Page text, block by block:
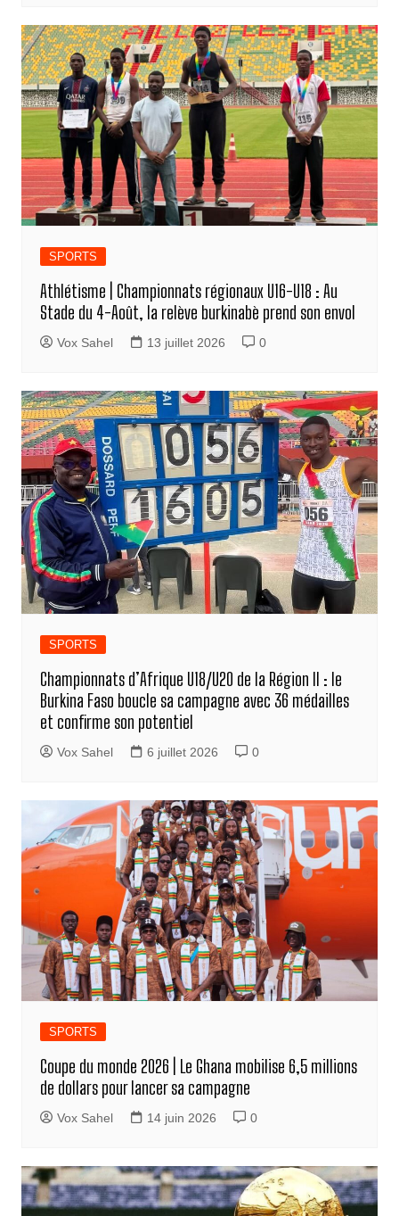
SPORTS
Athlétisme | Championnats régionaux U16-U18 : Au
Stade du 4-Août, la relève burkinabè prend son envol
Vox Sahel 13 juillet 2026 0
SPORTS
Championnats d’Afrique U18/U20 de la Région II : le
Burkina Faso boucle sa campagne avec 36 médailles
et confirme son potentiel
Vox Sahel 6 juillet 2026 0
SPORTS
Coupe du monde 2026 | Le Ghana mobilise 6,5 millions
de dollars pour lancer sa campagne
Vox Sahel 14 juin 2026 0